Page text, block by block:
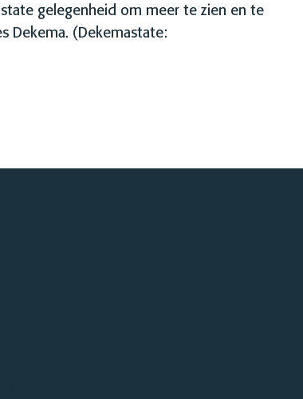
gelegenheid om meer te zien en te
Dekema. (Dekemastate: